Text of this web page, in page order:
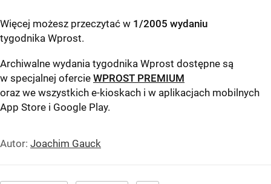
Więcej możesz przeczytać w 1/2005 wydaniu
tygodnika Wprost.
Archiwalne wydania tygodnika Wprost dostępne są
w specjalnej ofercie WPROST PREMIUM
oraz we wszystkich e-kioskach i w aplikacjach mobilnych
App Store i Google Play.
Autor: Joachim Gauck